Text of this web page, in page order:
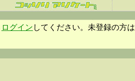
β
ログイン してください。未登録の方は